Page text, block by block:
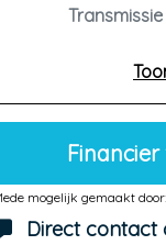
Transmissie
mogelijk gemaakt door:
Direct contact